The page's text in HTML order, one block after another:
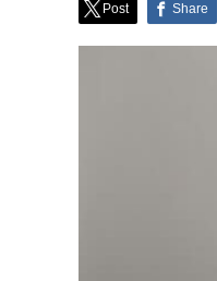
Post Share